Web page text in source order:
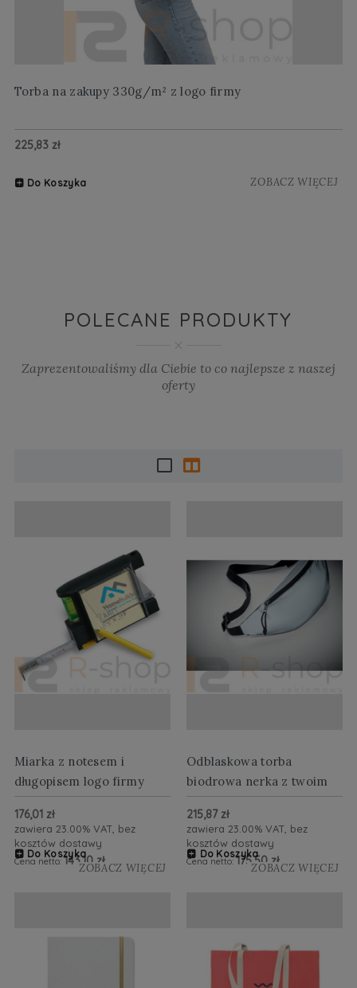
Torba na zakupy 330g/m² z logo firmy
225,83 zł
Do Koszyka ZOBACZ WIĘCEJ
POLECANE PRODUKTY
Zaprezentowaliśmy dla Ciebie to co najlepsze z naszej
oferty
Miarka z notesem i
długopisem logo firmy
176,01 zł
zawiera 23.00% VAT, bez
kosztów dostawy
Cena netto:143,10 zł
Do Koszyka
ZOBACZ WIĘCEJ
Odblaskowa torba
biodrowa nerka z twoim
logo
215,87 zł
zawiera 23.00% VAT, bez
kosztów dostawy
Cena netto: 175,50 zł
Do Koszyka
ZOBACZ WIĘCEJ